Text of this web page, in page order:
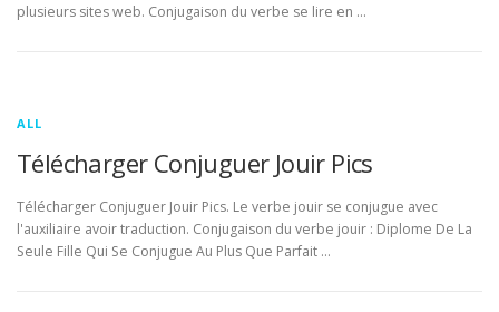
plusieurs sites web. Conjugaison du verbe se lire en …
ALL
Télécharger Conjuguer Jouir Pics
Télécharger Conjuguer Jouir Pics. Le verbe jouir se conjugue avec
l'auxiliaire avoir traduction. Conjugaison du verbe jouir : Diplome De La
Seule Fille Qui Se Conjugue Au Plus Que Parfait …